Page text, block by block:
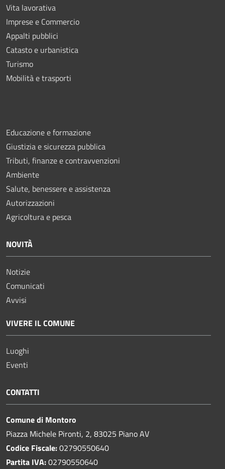
Vita lavorativa
Imprese e Commercio
Appalti pubblici
Catasto e urbanistica
Turismo
Mobilità e trasporti
Educazione e formazione
Giustizia e sicurezza pubblica
Tributi, finanze e contravvenzioni
Ambiente
Salute, benessere e assistenza
Autorizzazioni
Agricoltura e pesca
NOVITÀ
Notizie
Comunicati
Avvisi
VIVERE IL COMUNE
Luoghi
Eventi
CONTATTI
Comune di Montoro
Piazza Michele Pironti, 2, 83025 Piano AV
Codice Fiscale:02790550640
Partita IVA:02790550640